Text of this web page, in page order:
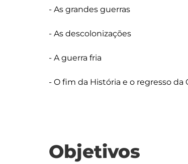
- As grandes guerras
- As descolonizações
- A guerra fria
Objetivos